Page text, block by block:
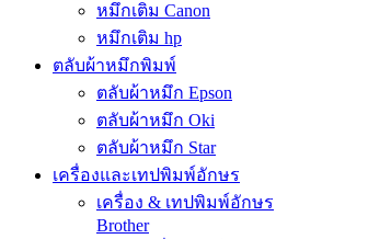
หมึกเติม Canon
หมึกเติม hp
ตลับผ้าหมึกพิมพ์
ตลับผ้าหมึก Epson
ตลับผ้าหมึก Oki
ตลับผ้าหมึก Star
เครื่องและเทปพิมพ์อักษร
เครื่อง & เทปพิมพ์อักษร
Brother